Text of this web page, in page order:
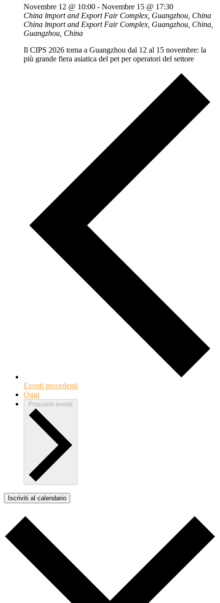
Novembre 12 @ 10:00 - Novembre 15 @ 17:30
China lmport and Export Fair Complex, Guangzhou, China
China lmport and Export Fair Complex, Guangzhou, China,
Guangzhou, China
Il CIPS 2026 torna a Guangzhou dal 12 al 15 novembre: la
più grande fiera asiatica del pet per operatori del settore
Eventi precedenti
Oggi
Prossimi eventi
Iscriviti al calendario